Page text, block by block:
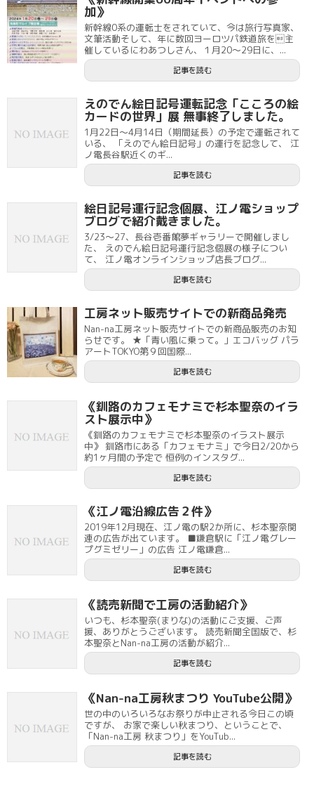
加》
新幹線0系の運転士をされていて、今は旅行写真家、
文筆活動そして、年に数回ヨーロツパ鉄道旅を主
催しているにわあつしさん、１月20～29日に、...
記事を読む
えのでん絵日記号運転記念「こころの絵
カードの世界」展 無事終了しました。
1月22日～4月14日（期間延長）の予定で運転されて
いる、 「えのでん絵日記号」の運行を記念して、 江
ノ電長谷駅近くのギ...
記事を読む
絵日記号運行記念個展、江ノ電ショップ
ブログで紹介戴きました。
3/23～27、長谷壱番館夢ギャラリーで開催しまし
た、 えのでん絵日記号運行記念個展の様子につい
て、 江ノ電オンラインショップ店長ブログ...
記事を読む
工房ネット販売サイトでの新商品発売
Nan-na工房ネット販売サイトでの新商品販売のお知
らせです。 ★「青い風に乗って。」エコバッグ パラ
アートTOKYO第９回国際...
記事を読む
《釧路のカフェモナミで杉本聖奈のイラ
スト展示中》
《釧路のカフェモナミで杉本聖奈のイラスト展示
中》 釧路市にある「カフェモナミ」で今日2/20から
約1ヶ月間の予定で 恒例のインスタグ...
記事を読む
《江ノ電沿線広告２件》
2019年12月現在、江ノ電の駅2か所に、杉本聖奈関
連の広告が出ています。 ■鎌倉駅に「江ノ電グレー
プグミゼリー」の広告 江ノ電鎌倉...
記事を読む
《読売新聞で工房の活動紹介》
いつも、杉本聖奈(まりな)の活動にご支援、ご声
援、ありがとうございます。 読売新聞全国版で、杉
本聖奈とNan-na工房の活動が紹介...
記事を読む
《Nan-na工房秋まつり YouTube公開》
世の中のいろいろなお祭りが中止される今日この頃
ですが、 お家で楽しい秋まつり、ということで、
「Nan-na工房 秋まつり」をYouTub...
記事を読む